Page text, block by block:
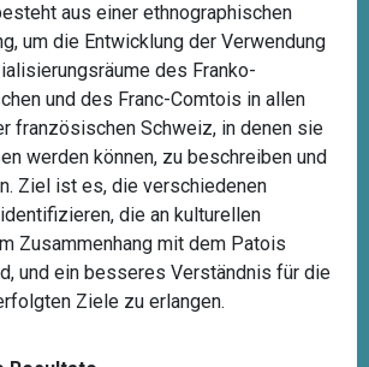
aus einer ethnographischen
um die Entwicklung der Verwendung
des Franko-
und des Franc-Comtois in allen
französischen Schweiz, in denen sie
werden können, zu beschreiben und
Ziel ist es, die verschiedenen
die an kulturellen
Zusammenhang mit dem Patois
und ein besseres Verständnis für die
Ziele zu erlangen.